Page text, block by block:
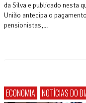
da Silva e publicado nesta
União antecipa o
pensionistas,...
ECONOMIA NOTÍCIAS DO